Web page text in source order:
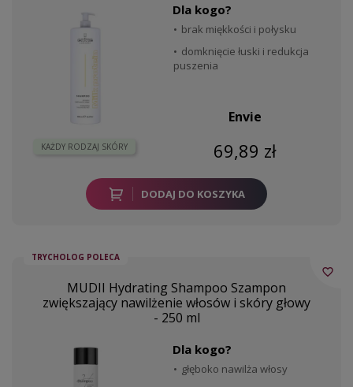
KAŻDY RODZAJ SKÓRY
Dla kogo?
brak miękkości i połysku
domknięcie łuski i redukcja
puszenia
Envie
69,89 zł
DODAJ DO KOSZYKA
TRYCHOLOG POLECA
MUDII Hydrating Shampoo Szampon
zwiększający nawilżenie włosów i skóry głowy
- 250 ml
Dla kogo?
głęboko nawilża włosy
favorite_border